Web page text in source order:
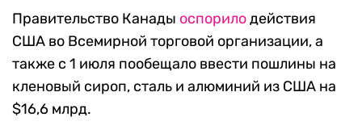
Правительство Канады оспорилодействия
США во Всемирной торговой организации, а
также с 1 июля пообещало ввести пошлины на
кленовый сироп, сталь и алюминий из США на
$16,6 млрд.